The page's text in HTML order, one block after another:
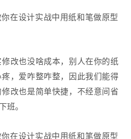
改也没啥成本，别人在你的纸
，爱咋整咋整，因此我们能得
改也是简单快捷，不经意间省
班。